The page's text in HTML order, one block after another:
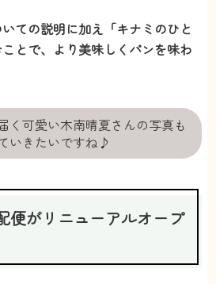
ての説明に加え「キナミのひと
とで、より美味しくパンを味わ
く可愛い木南晴夏さんの写真も
いきたいですね♪
便がリニューアルオープ